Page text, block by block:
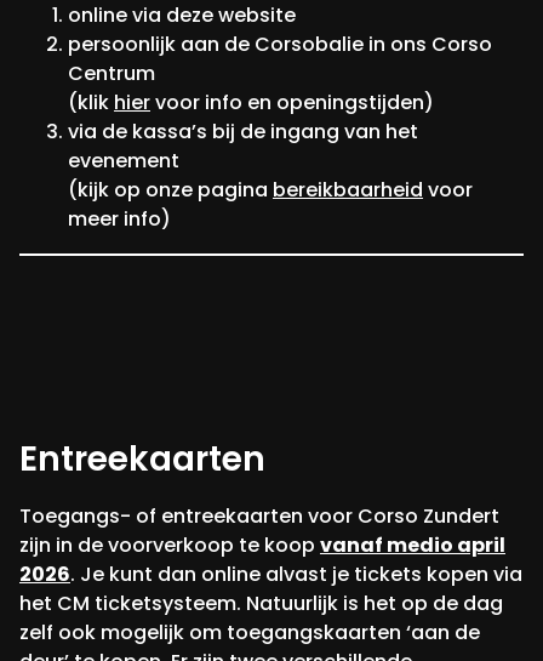
online via deze website
persoonlijk aan de Corsobalie in ons Corso
Centrum
(klik hiervoor info en openingstijden)
via de kassa’s bij de ingang van het
evenement
(kijk op onze pagina bereikbaarheid voor
meer info)
Entreekaarten
Toegangs- of entreekaarten voor Corso Zundert
zijn in de voorverkoop te koop vanaf medio april
2026. Je kunt dan online alvast je tickets kopen via
het CM ticketsysteem. Natuurlijk is het op de dag
zelf ook mogelijk om toegangskaarten ‘aan de